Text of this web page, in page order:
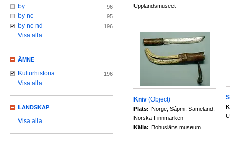
Upplandsmuseet
Kniv (Object)
Plats: Norge, Sápmi, Sameland,
Norska Finnmarken
Källa: Bohusläns museum
by 96
by-nc 95
by-nc-nd 196
Visa alla
ÄMNE
Kulturhistoria 196
Visa alla
LANDSKAP
Visa alla